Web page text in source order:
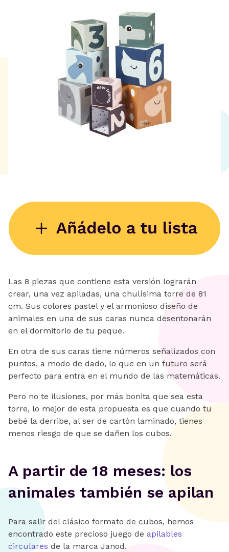
Las 8 piezas que contiene esta versión lograrán
crear, una vez apiladas, una chulísima torre de 81
cm. Sus colores pastel y el armonioso diseño de
animales en una de sus caras nunca desentonarán
en el dormitorio de tu peque.
En otra de sus caras tiene números señalizados con
puntos, a modo de dado, lo que en un futuro será
perfecto para entra en el mundo de las matemáticas.
Pero no te ilusiones, por más bonita que sea esta
torre, lo mejor de esta propuesta es que cuando tu
bebé la derribe, al ser de cartón laminado, tienes
menos riesgo de que se dañen los cubos.
A partir de 18 meses: los
animales también se apilan
Para salir del clásico formato de cubos, hemos
encontrado este precioso juego de apilables
circulares de la marca Janod.